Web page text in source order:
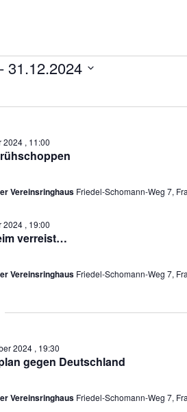
31.12.2024
2024 , 11:00
Vereinsringhaus Friedel-Schomann-Weg 7,
verreist…
2024 , 19:00
Vereinsringhaus Friedel-Schomann-Weg 7,
gegen Deutschland
2024 , 19:30
Vereinsringhaus Friedel-Schomann-Weg 7,